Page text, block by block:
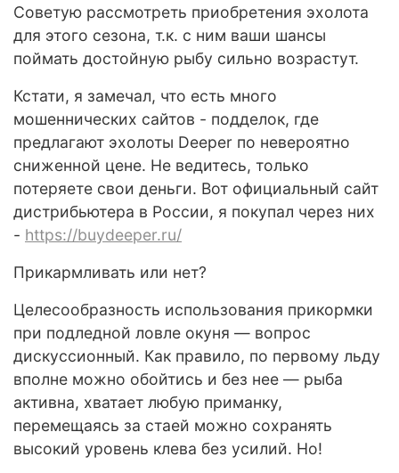
Советую рассмотреть приобретения эхолота
для этого сезона, т.к. с ним ваши шансы
поймать достойную рыбу сильно возрастут.
Кстати, я замечал, что есть много
мошеннических сайтов - подделок, где
предлагают эхолоты Deeper по невероятно
сниженной цене. Не ведитесь, только
потеряете свои деньги. Вот официальный сайт
дистрибьютера в России, я покупал через них
- https://buydeeper.ru/
Прикармливать или нет?
Целесообразность использования прикормки
при подледной ловле окуня — вопрос
дискуссионный. Как правило, по первому льду
вполне можно обойтись и без нее — рыба
активна, хватает любую приманку,
перемещаясь за стаей можно сохранять
высокий уровень клева без усилий. Но!